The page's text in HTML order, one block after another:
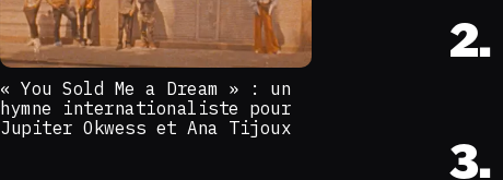
« You Sold Me a Dream » : un
hymne internationaliste pour
Jupiter Okwess et Ana Tijoux
2.
3.